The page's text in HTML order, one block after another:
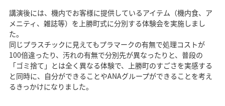
講演後には、機内でお客様に提供しているアイテム（機内食、ア
メニティ、雑誌等）を上勝町式に分別する体験会を実施しまし
た。
同じプラスチックに見えてもプラマークの有無で処理コストが
100倍違ったり、汚れの有無で分別先が異なったりと、普段の
「ゴミ捨て」とは全く異なる体験で、上勝町のすごさを実感する
と同時に、自分ができることやANAグループができることを考え
るきっかけになりました。